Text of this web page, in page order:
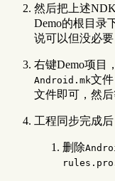
然后把上述
Demo的根目录
说可以但没必要
右键Demo项目
Android.mk文
文件即可，然后
工程同步完成
删除
rules.pro